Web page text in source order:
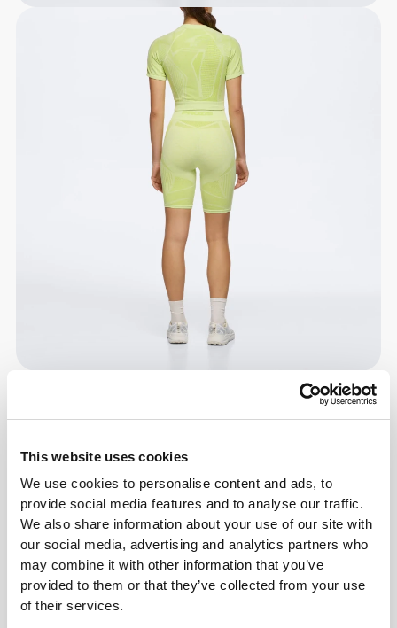
This website uses cookies
We use cookies to personalise content and ads, to
provide social media features and to analyse our traffic.
We also share information about your use of our site with
our social media, advertising and analytics partners who
may combine it with other information that you’ve
provided to them or that they’ve collected from your use
of their services.